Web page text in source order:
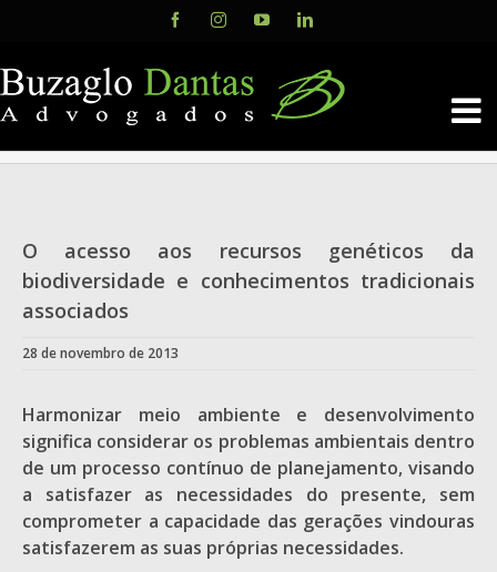
content
FacebookInstagramYouTubeLinkedIn
O acesso aos recursos genéticos da
biodiversidade e conhecimentos tradicionais
associados
28 de novembro de 2013
Harmonizar meio ambiente e desenvolvimento
significa considerar os problemas ambientais dentro
de um processo contínuo de planejamento, visando
a satisfazer as necessidades do presente, sem
comprometer a capacidade das gerações vindouras
satisfazerem as suas próprias necessidades.